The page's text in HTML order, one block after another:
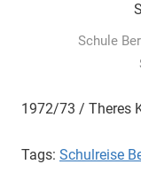
Schule
1972/73 / Theres
Tags: Schulreise